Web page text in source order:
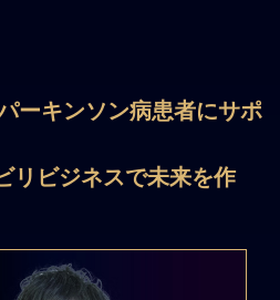
ーキンソン病患者にサポ
リビジネスで未来を作